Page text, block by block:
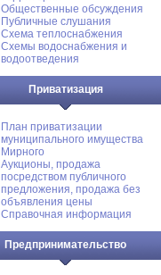
Общественные обсуждения
Публичные слушания
Схема теплоснабжения
Схемы водоснабжения и
водоотведения
Приватизация
План приватизации
муниципального имущества
Мирного
Аукционы, продажа
посредством публичного
предложения, продажа без
объявления цены
Справочная информация
Предпринимательство